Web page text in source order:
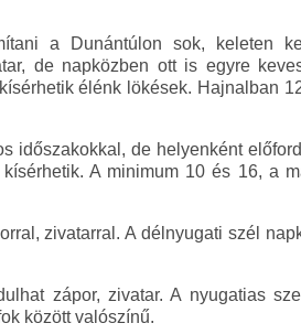
a Dunántúlon sok, keleten
de napközben ott is egyre
élénk lökések. Hajnalban
időszakokkal, de helyenként
A minimum 10 és 16, a
zivatarral. A délnyugati szél
zápor, zivatar. A nyugatias
között valószínű.